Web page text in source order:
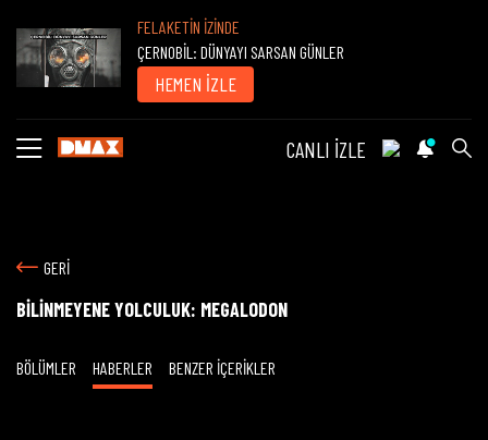
FELAKETİN İZİNDE
ÇERNOBİL: DÜNYAYI SARSAN GÜNLER
HEMEN İZLE
CANLI İZLE
GERİ
BİLİNMEYENE YOLCULUK: MEGALODON
BÖLÜMLER HABERLER BENZER İÇERİKLER